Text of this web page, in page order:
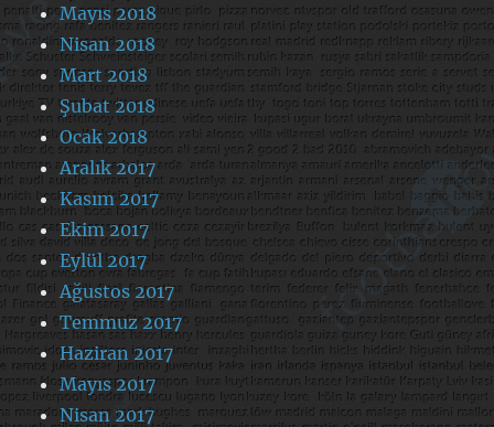
Mayıs 2018
Nisan 2018
Mart 2018
Şubat 2018
Ocak 2018
Aralık 2017
Kasım 2017
Ekim 2017
Eylül 2017
Ağustos 2017
Temmuz 2017
Haziran 2017
Mayıs 2017
Nisan 2017